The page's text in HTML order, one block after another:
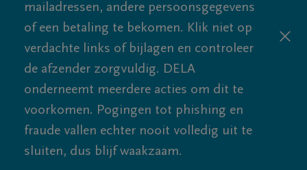
mailadressen, andere persoonsgegevens
of een betaling te bekomen. Klik niet op
verdachte links of bijlagen en controleer
de afzender zorgvuldig. DELA
onderneemt meerdere acties om dit te
voorkomen. Pogingen tot phishing en
fraude vallen echter nooit volledig uit te
sluiten, dus blijf waakzaam.